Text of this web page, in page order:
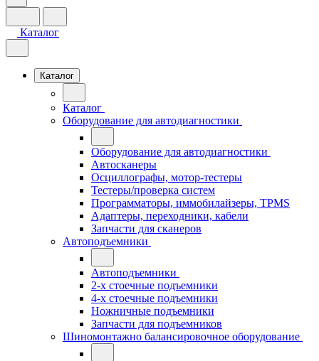
Каталог
Каталог
Каталог
Оборудование для автодиагностики
Оборудование для автодиагностики
Автосканеры
Осциллографы, мотор-тестеры
Тестеры/проверка систем
Программаторы, иммобилайзеры, TPMS
Адаптеры, переходники, кабели
Запчасти для сканеров
Автоподъемники
Автоподъемники
2-х стоечные подъемники
4-х стоечные подъемники
Ножничные подъемники
Запчасти для подъемников
Шиномонтажно балансировочное оборудование